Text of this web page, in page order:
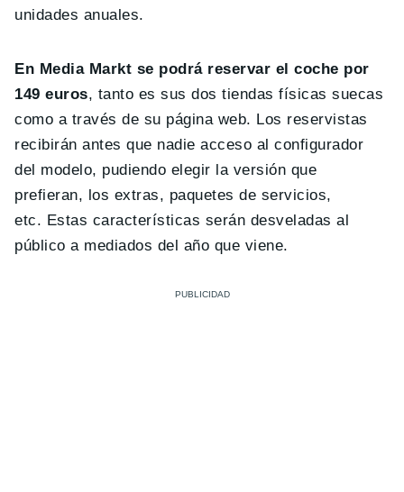
unidades anuales.
En Media Markt se podrá reservar el coche por
149 euros, tanto es sus dos tiendas físicas suecas
como a través de su página web. Los reservistas
recibirán antes que nadie acceso al configurador
del modelo, pudiendo elegir la versión que
prefieran, los extras, paquetes de servicios,
etc. Estas características serán desveladas al
público a mediados del año que viene.